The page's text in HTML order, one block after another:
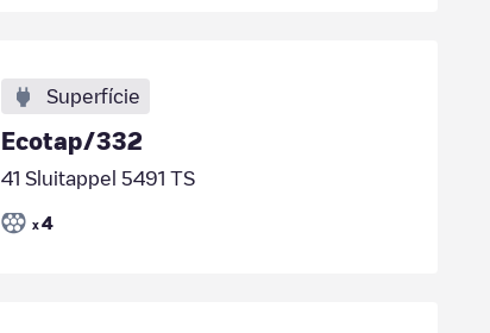
Superfície
Ecotap/332
41 Sluitappel 5491 TS
x 4